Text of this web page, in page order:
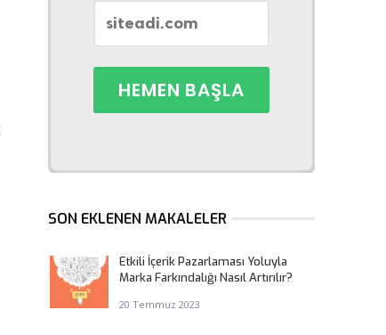
SON EKLENEN MAKALELER
Etkili İçerik Pazarlaması Yoluyla
Marka Farkındalığı Nasıl Artırılır?
20 Temmuz 2023